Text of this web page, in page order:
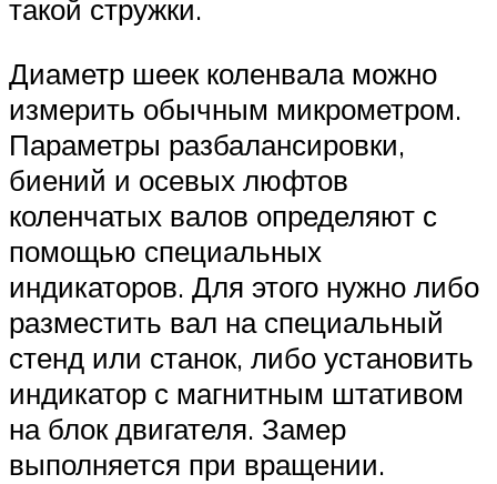
такой стружки.
Диаметр шеек коленвала можно
измерить обычным микрометром.
Параметры разбалансировки,
биений и осевых люфтов
коленчатых валов определяют с
помощью специальных
индикаторов. Для этого нужно либо
разместить вал на специальный
стенд или станок, либо установить
индикатор с магнитным штативом
на блок двигателя. Замер
выполняется при вращении.